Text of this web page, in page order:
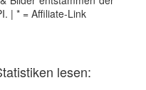
| * = Affiliate-Link
lesen: